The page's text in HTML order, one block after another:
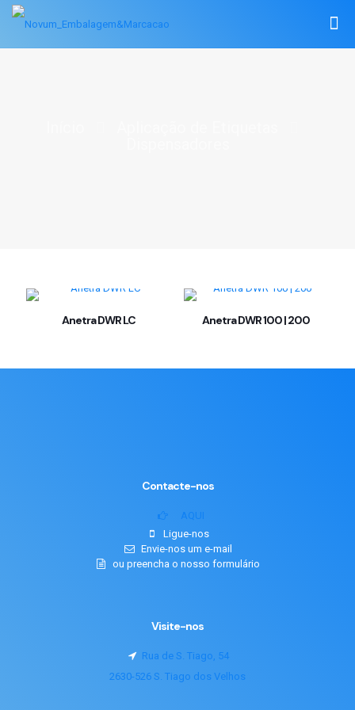
Anetra DWR LC Anetra DWR 100 | 200
Contacte-nos
AQUI
Ligue-nos
Envie-nos um e-mail
ou preencha o nosso formulário
Visite-nos
Rua de S. Tiago, 54
2630-526 S. Tiago dos Velhos